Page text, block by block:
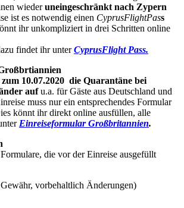
wiederuneingeschränkt nach Zypern
ist es notwendig einen CyprusFlightPass
ihr unkompliziert in drei Schritten online
findet ihr unterCyprusFlight Pass.
10.07.2020 die Quarantäne bei
aufu.a. für Gäste aus Deutschland und
muss nur ein entsprechendes Formular
könnt ihr direkt online ausfüllen, alle
Einreiseformular Großbritannien.
die vor der Einreise ausgefüllt
vorbehaltlich Änderungen)